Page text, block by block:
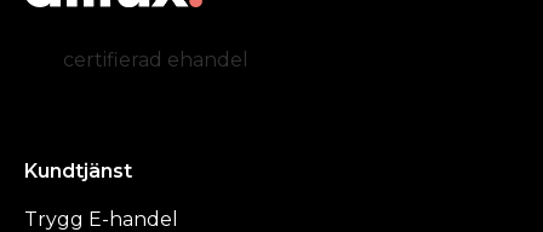
certifierad ehandel
Kundtjänst
Trygg E-handel